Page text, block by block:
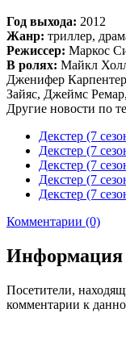
Год выхода: 2012
Жанр: триллер,
Режиссер: Маркос
В ролях: Майкл
Дженифер
Зайяс, Джеймс
Другие новости по
Декстер (7
Декстер (7
Декстер (7
Декстер (7
Декстер (7
Комментарии (0)
Информация
Посетители,
комментарии к